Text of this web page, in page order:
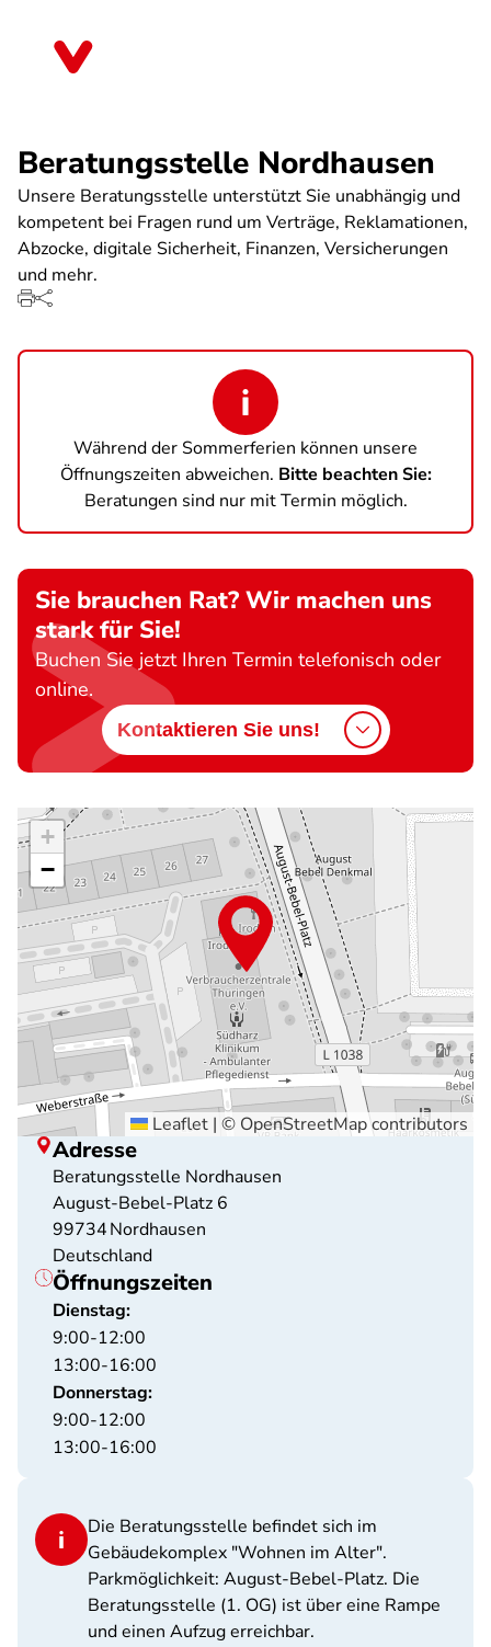
Beratungsstelle Nordhausen
Unsere Beratungsstelle unterstützt Sie unabhängig und
kompetent bei Fragen rund um Verträge, Reklamationen,
Abzocke, digitale Sicherheit, Finanzen, Versicherungen
und mehr.
Während der Sommerferien können unsere
Öffnungszeiten abweichen. Bitte beachten Sie:
Beratungen sind nur mit Termin möglich.
Sie brauchen Rat? Wir machen uns
stark für Sie!
Buchen Sie jetzt Ihren Termin telefonisch oder
online.
Kontaktieren Sie uns!
+
−
Leaflet | © OpenStreetMapcontributors
Adresse
Beratungsstelle Nordhausen
August-Bebel-Platz 6
99734Nordhausen
Deutschland
Öffnungszeiten
Dienstag:
9:00-12:00
13:00-16:00
Donnerstag:
9:00-12:00
13:00-16:00
Die Beratungsstelle befindet sich im
Gebäudekomplex "Wohnen im Alter".
Parkmöglichkeit: August-Bebel-Platz. Die
Beratungsstelle (1. OG) ist über eine Rampe
und einen Aufzug erreichbar.